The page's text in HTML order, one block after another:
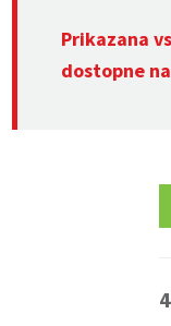
Prikazana
dostopne na